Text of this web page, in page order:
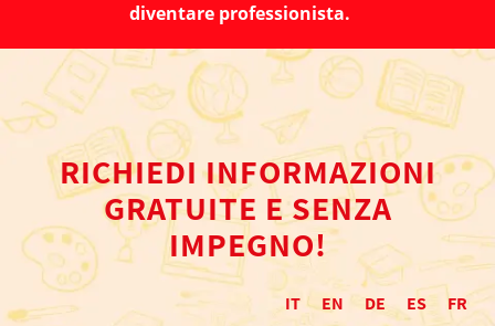
diventare professionista.
RICHIEDI INFORMAZIONI
GRATUITE E SENZA
IMPEGNO!
IT EN DE ES FR